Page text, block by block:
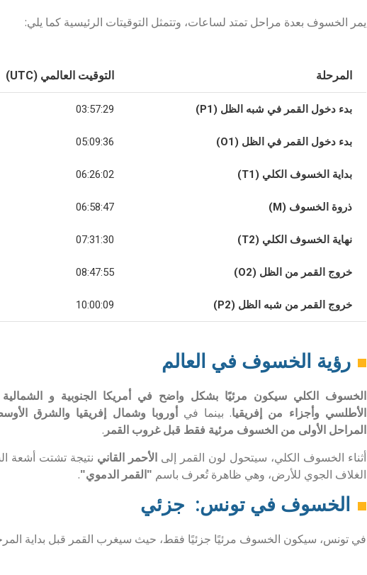
يمر الخسوف بعدة مراحل تمتد لساعات، وتتمثل التوقيتات الرئيسية كما يلي:
المرحلة التوقيت العالمي (UTC)
بدء دخول القمر في شبه الظل (P1) 03:57:29
بدء دخول القمر في الظل (O1) 05:09:36
بداية الخسوف الكلي (T1) 06:26:02
ذروة الخسوف (M) 06:58:47
نهاية الخسوف الكلي (T2) 07:31:30
خروج القمر من الظل (O2) 08:47:55
خروج القمر من شبه الظل (P2) 10:00:09
رؤية الخسوف في العالم
الخسوف الكلي سيكون مرئيًا بشكل واضح في أمريكا الجنوبية و
الأطلسي وأجزاء من إفريقيا. بينما فيأوروبا وشمال إفريقيا والشرق
المراحل الأولى من الخسوف مرئية فقط قبل غروب القمر .
أثناء الخسوف الكلي، سيتحول لون القمر إلىالأحمر القاني نتيجة تشتت أشعة
الغلاف الجوي للأرض، وهي ظاهرة تُعرف باسم "القمر الدموي".
الخسوف في تونس: جزئي
في تونس، سيكون الخسوف مرئيًا جزئيًا فقط، حيث سيغرب القمر قبل بداية